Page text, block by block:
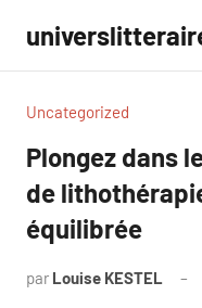
contenu
Uncategorized
Plongez dans
de
équilibrée
par Louise KESTEL